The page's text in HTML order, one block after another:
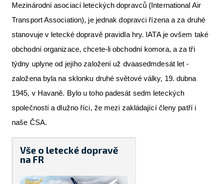
Mezinárodní asociací leteckých dopravců (International Air
Transport Association), je jednak dopravci řízena a za druhé
stanovuje v letecké dopravě pravidla hry. IATA je ovšem také
obchodní organizace, chcete-li obchodní komora, a za tři
týdny uplyne od jejího založení už dvaasedmdesát let -
založena byla na sklonku druhé světové války, 19. dubna
1945, v Havaně. Bylo u toho padesát sedm leteckých
společností a dlužno říci, že mezi zakládající členy patří i
naše ČSA.
Vše o letecké dopravě
na FR